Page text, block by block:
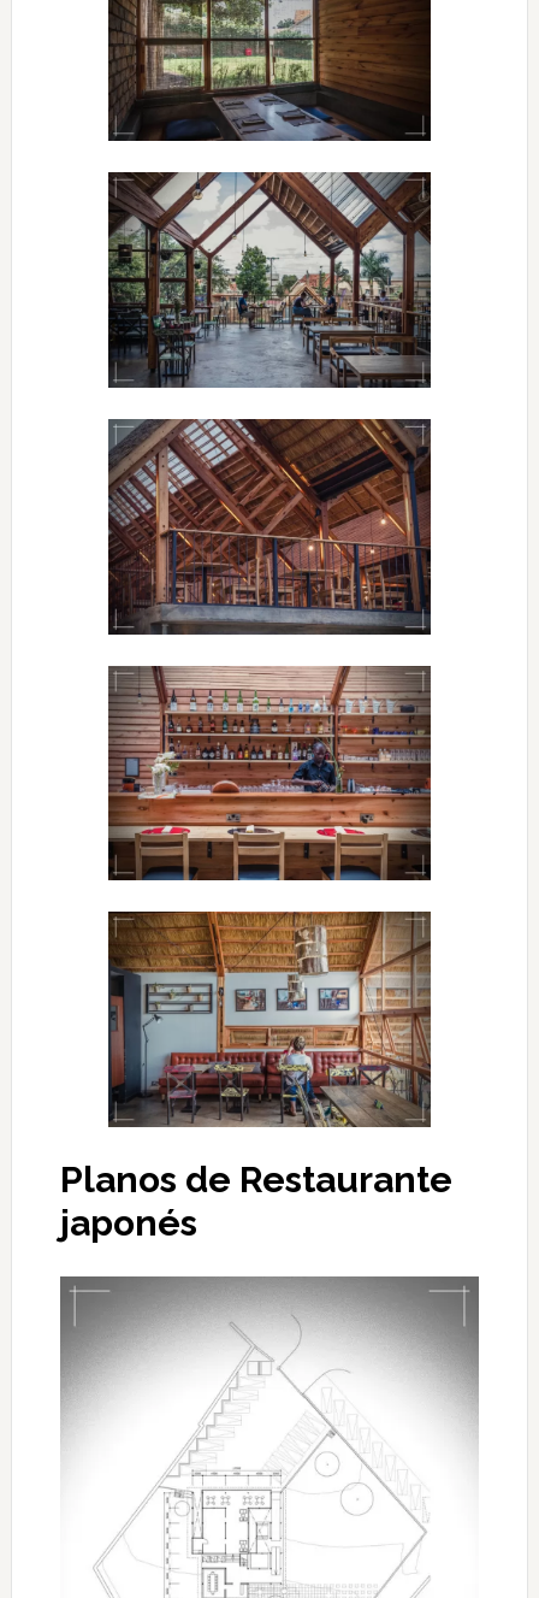
Planos de Restaurante
japonés